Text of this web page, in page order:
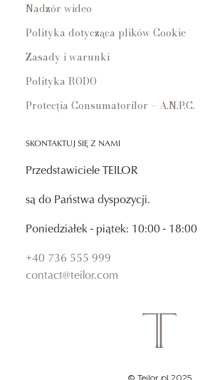
Nadzór wideo
Polityka dotycząca plików Cookie
Zasady i warunki
Polityka RODO
Protecția Consumatorilor – A.N.P.C.
SKONTAKTUJ SIĘ Z NAMI
Przedstawiciele TEILOR
są do Państwa dyspozycji.
Poniedziałek - piątek: 10:00 - 18:00
+40 736 555 999
contact@teilor.com
© Teilor.pl 2025